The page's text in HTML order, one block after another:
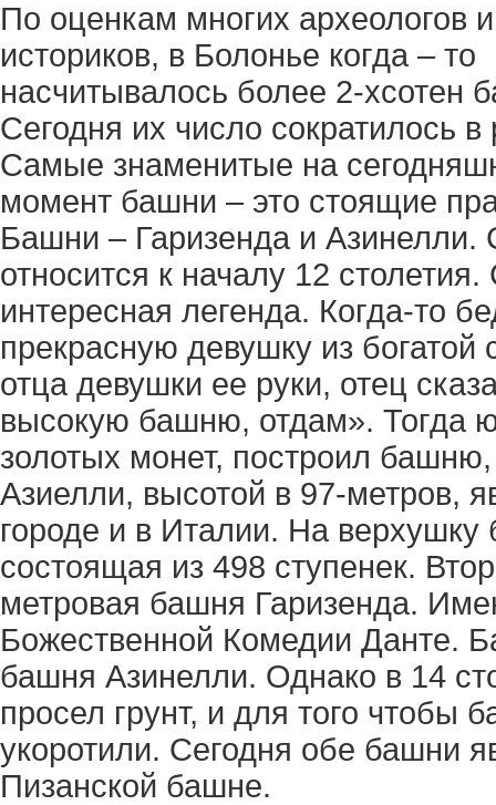
По оценкам многих археологов и
историков, в Болонье когда – то
насчитывалось более 2-хсотен
Сегодня их число сократилось в
Самые знаменитые на
момент башни – это стоящие
Башни – Гаризенда и Азинелли.
относится к началу 12
интересная легенда. Когда-то
прекрасную девушку из
отца девушки ее руки, отец
высокую башню, отдам». Тогда
золотых монет, построил
Азиелли, высотой в 97-метров,
городе и в Италии. На верхушку
состоящая из 498 ступенек.
метровая башня Гаризенда.
Божественной Комедии Данте.
башня Азинелли. Однако в 14
просел грунт, и для того чтобы
укоротили. Сегодня обе башни
Пизанской башне.